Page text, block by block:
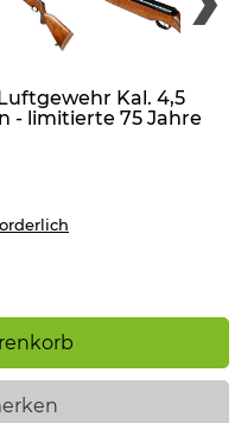
Kal. 4,5
- limitierte 75 Jahre